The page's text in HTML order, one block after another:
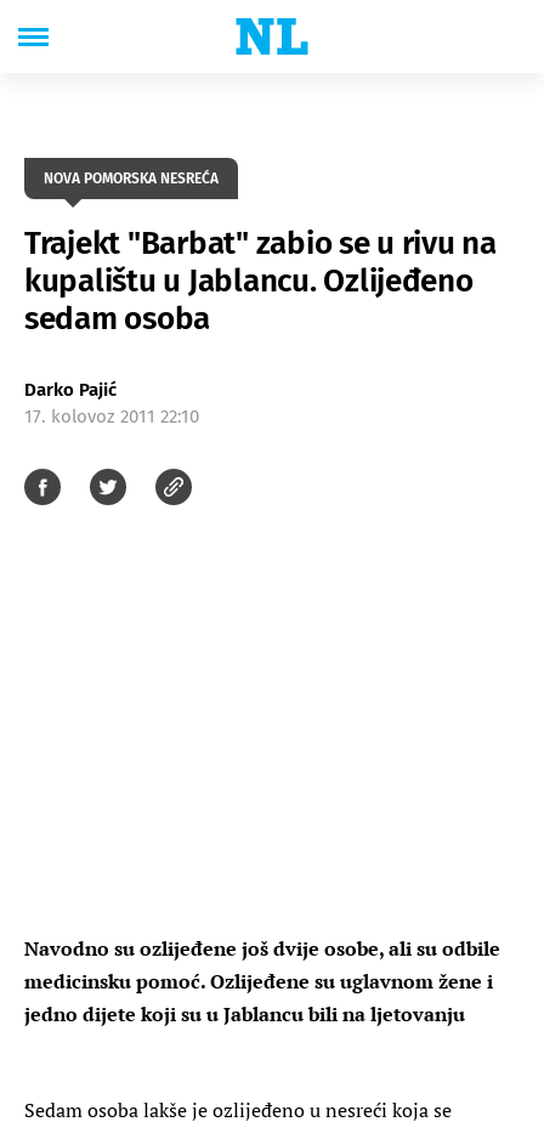
NOVA POMORSKA NESREĆA
Trajekt "Barbat" zabio se u rivu na
kupalištu u Jablancu. Ozlijeđeno
sedam osoba
Darko Pajić
17. kolovoz 2011 22:10
Navodno su ozlijeđene još dvije osobe, ali su odbile
medicinsku pomoć. Ozlijeđene su uglavnom žene i
jedno dijete koji su u Jablancu bili na ljetovanju
Sedam osoba lakše je ozlijeđeno u nesreći koja se